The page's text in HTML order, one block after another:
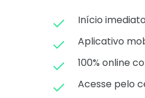
Início imediato
Aplicativo
100% online
Acesse pelo